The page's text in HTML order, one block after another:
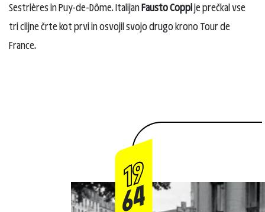
Sestrières in Puy-de-Dôme. ItalijanFausto Coppije prečkal vse
tri ciljne črte kot prvi in osvojil svojo drugo krono Tour de
France.
19
64